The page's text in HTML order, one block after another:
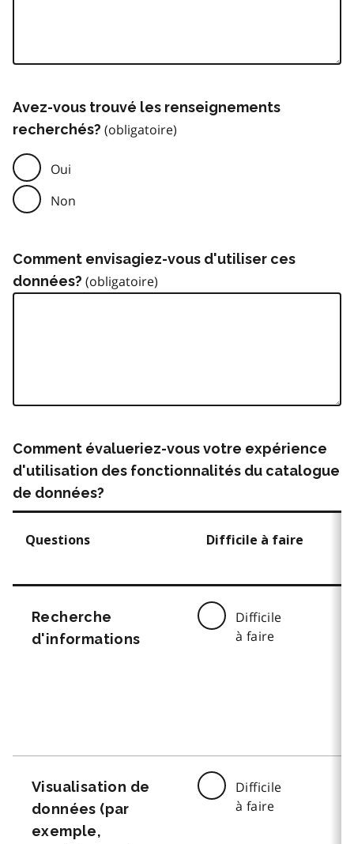
Avez-vous trouvé les renseignements
recherchés?
Oui
Non
Comment envisagiez-vous d'utiliser ces
données?
Comment évalueriez-vous votre expérience
d'utilisation des fonctionnalités du catalogue
de données?
Questions Difficile à faire
Recherche
d'informations
Difficile
à faire
Visualisation de
données (par
exemple,
Difficile
à faire